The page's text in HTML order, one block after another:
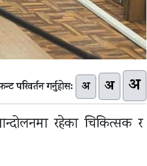
परिवर्तन गर्नुहोस: अ अ अ
रहेका चिकित्सक र